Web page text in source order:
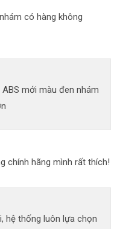
có hàng không
mới màu đen nhám
chính hãng mình rất thích!
hệ thống luôn lựa chọn